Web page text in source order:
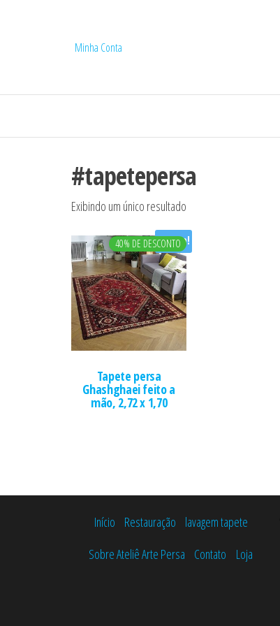
Minha Conta
#tapetepersa
Exibindo um único resultado
Oferta!
40% DE DESCONTO
Tapete persa
Ghashghaei feito a
mão, 2,72 x 1,70
Início Restauração
lavagem tapete
Sobre Ateliê Arte Persa
Contato Loja